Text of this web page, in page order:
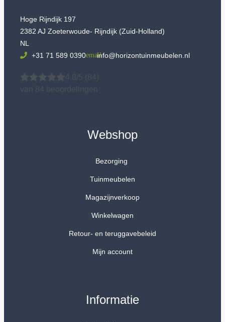
Hoge Rijndijk 197
2382 AJ Zoeterwoude- Rijndijk (Zuid-Holland)
NL
+31 71 589 0390
info@horizontuinmeubelen.nl
4.8/5
(84)
van 84 beoordelingen
Webshop
Bezorging
Tuinmeubelen
Magazijnverkoop
Winkelwagen
Retour- en teruggavebeleid
Mijn account
Informatie